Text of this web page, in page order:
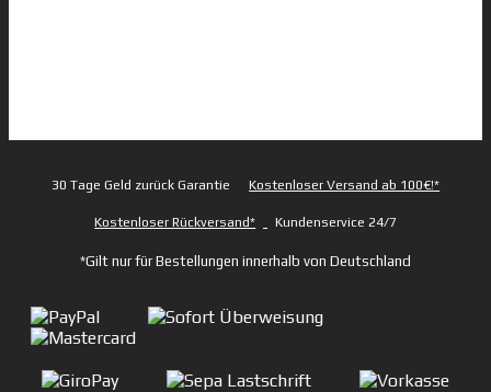
30 Tage Geld zurück Garantie Kostenloser Versand ab 100€!*
Kostenloser Rückversand* Kundenservice 24/7
*Gilt nur für Bestellungen innerhalb von Deutschland